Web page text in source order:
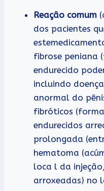
Reação comum
dos pacientes
fibrose peniana
endurecido
incluindo
anormal do
fibróticos
endurecidos
prolongada
hematoma
loca l da
arroxeadas) no